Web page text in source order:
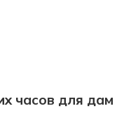
часов для дам